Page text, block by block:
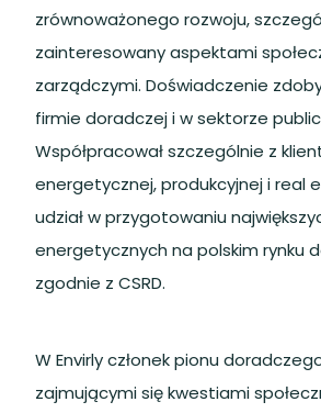
zrównoważonego rozwoju,
zainteresowany aspektami
zarządczymi. Doświadczenie
firmie doradczej i w sektorze
Współpracował szczególnie z
energetycznej, produkcyjnej i real
udział w przygotowaniu
energetycznych na polskim rynku
zgodnie z CSRD.
W Envirly członek pionu
zajmującymi się kwestiami